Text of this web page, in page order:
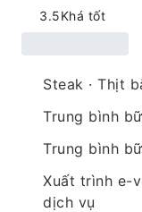
3.5Khá tốt
Steak · Thịt
Trung bình
Trung bình
Xuất trình e-
dịch vụ